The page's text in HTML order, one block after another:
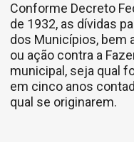
Conforme Decreto
de 1932, as dívidas
dos Municípios, bem
ou ação contra a
municipal, seja qual
em cinco anos
qual se originarem.